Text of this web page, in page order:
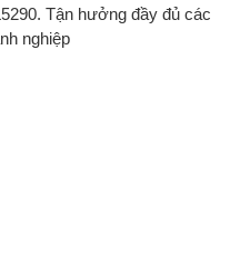
Tận hưởng đầy đủ các
nghiệp